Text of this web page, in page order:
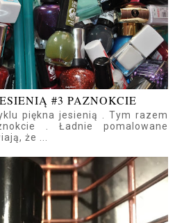
#3 PAZNOKCIE
piękna jesienią . Tym razem
. Ładnie pomalowane
że ...